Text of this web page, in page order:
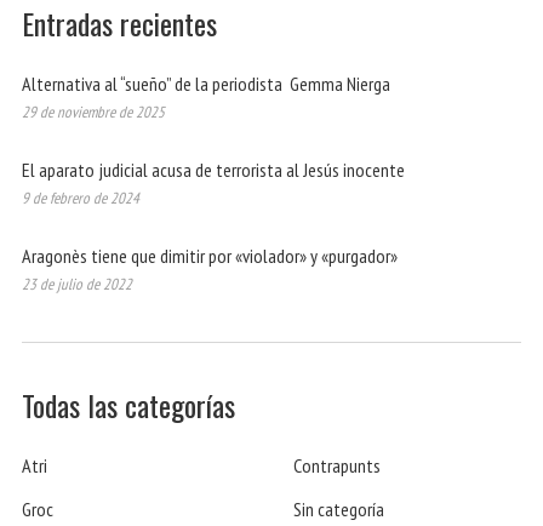
Entradas recientes
Alternativa al “sueño” de la periodista Gemma Nierga
29 de noviembre de 2025
El aparato judicial acusa de terrorista al Jesús inocente
9 de febrero de 2024
Aragonès tiene que dimitir por «violador» y «purgador»
23 de julio de 2022
Todas las categorías
Atri
Contrapunts
Groc
Sin categoría